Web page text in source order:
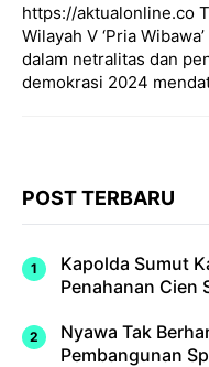
https://aktualonline.co
Wilayah V ‘Pria
dalam netralitas dan
demokrasi 2024
POST TERBARU
Kapolda Sumut
Penahanan Cien
Nyawa Tak
Pembangunan